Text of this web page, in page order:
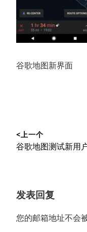
谷歌地图新界面
章
<上一个
上
谷歌地图测试新用
发表回复
您的邮箱地址不会